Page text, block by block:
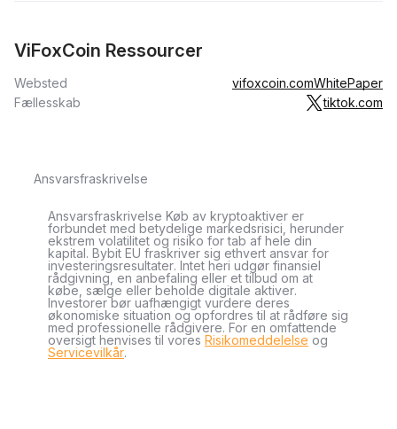
ViFoxCoin Ressourcer
Websted vifoxcoin.comWhitePaper
Fællesskab
tiktok.com
Ansvarsfraskrivelse
Ansvarsfraskrivelse Køb av kryptoaktiver er
forbundet med betydelige markedsrisici, herunder
ekstrem volatilitet og risiko for tab af hele din
kapital. Bybit EU fraskriver sig ethvert ansvar for
investeringsresultater. Intet heri udgør finansiel
rådgivning, en anbefaling eller et tilbud om at
købe, sælge eller beholde digitale aktiver.
Investorer bør uafhængigt vurdere deres
økonomiske situation og opfordres til at rådføre sig
med professionelle rådgivere. For en omfattende
oversigt henvises til vores Risikomeddelelse og
Servicevilkår.